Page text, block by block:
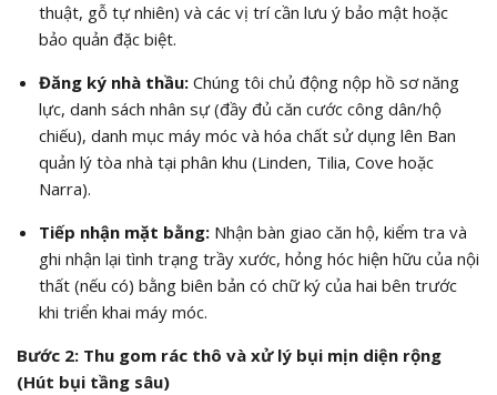
thuật, gỗ tự nhiên) và các vị trí cần lưu ý bảo mật hoặc
bảo quản đặc biệt.
Đăng ký nhà thầu:Chúng tôi chủ động nộp hồ sơ năng
lực, danh sách nhân sự (đầy đủ căn cước công dân/hộ
chiếu), danh mục máy móc và hóa chất sử dụng lên Ban
quản lý tòa nhà tại phân khu (Linden, Tilia, Cove hoặc
Narra).
Tiếp nhận mặt bằng:Nhận bàn giao căn hộ, kiểm tra và
ghi nhận lại tình trạng trầy xước, hỏng hóc hiện hữu của nội
thất (nếu có) bằng biên bản có chữ ký của hai bên trước
khi triển khai máy móc.
Bước 2: Thu gom rác thô và xử lý bụi mịn diện rộng
(Hút bụi tầng sâu)